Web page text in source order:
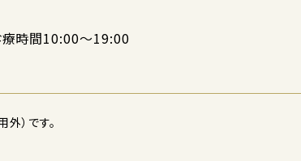
時間10:00〜19:00
）です。